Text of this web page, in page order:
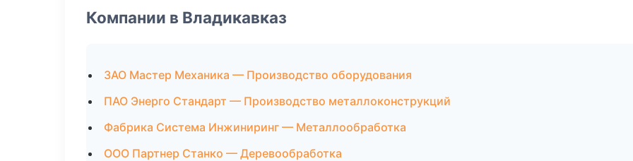
Компании в Владикавказ
ЗАО Мастер Механика — Производство оборудования
ПАО Энерго Стандарт — Производство металлоконструкций
Фабрика Система Инжиниринг — Металлообработка
ООО Партнер Станко — Деревообработка